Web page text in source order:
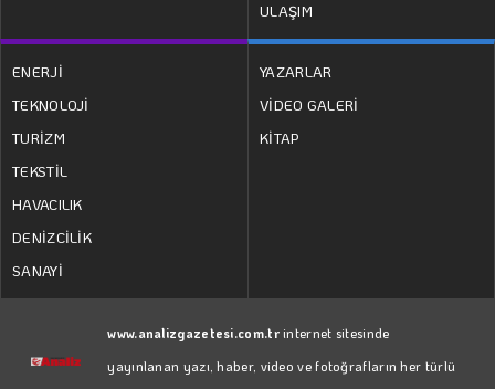
ULAŞIM
ENERJİ
TEKNOLOJİ
TURİZM
TEKSTİL
HAVACILIK
DENİZCİLİK
SANAYİ
YAZARLAR
VİDEO GALERİ
KİTAP
www.analizgazetesi.com.trinternet sitesinde
yayınlanan yazı, haber, video ve fotoğrafların her türlü